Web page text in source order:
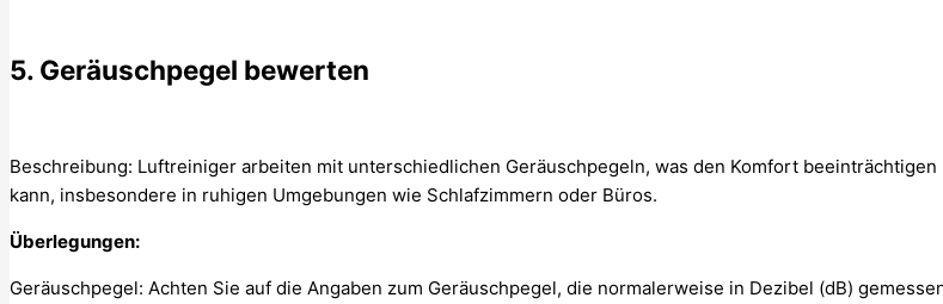
5. Geräuschpegel bewerten
Beschreibung: Luftreiniger arbeiten mit unterschiedlichen Geräuschpegeln, was den Komfort beeinträchtigen
kann, insbesondere in ruhigen Umgebungen wie Schlafzimmern oder Büros.
Überlegungen:
Geräuschpegel: Achten Sie auf die Angaben zum Geräuschpegel, die normalerweise in Dezibel (dB)